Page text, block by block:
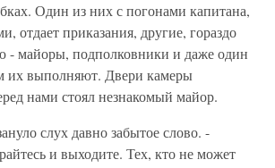
Один из них с погонами капитана,
отдает приказания, другие, гораздо
- майоры, подполковники и даже один
их выполняют. Двери камеры
нами стоял незнакомый майор.
слух давно забытое слово. -
и выходите. Тех, кто не может